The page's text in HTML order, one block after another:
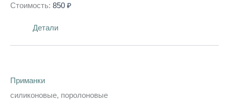
Приманки
силиконовые, поролоновые
Стоимость: 850 ₽
Детали